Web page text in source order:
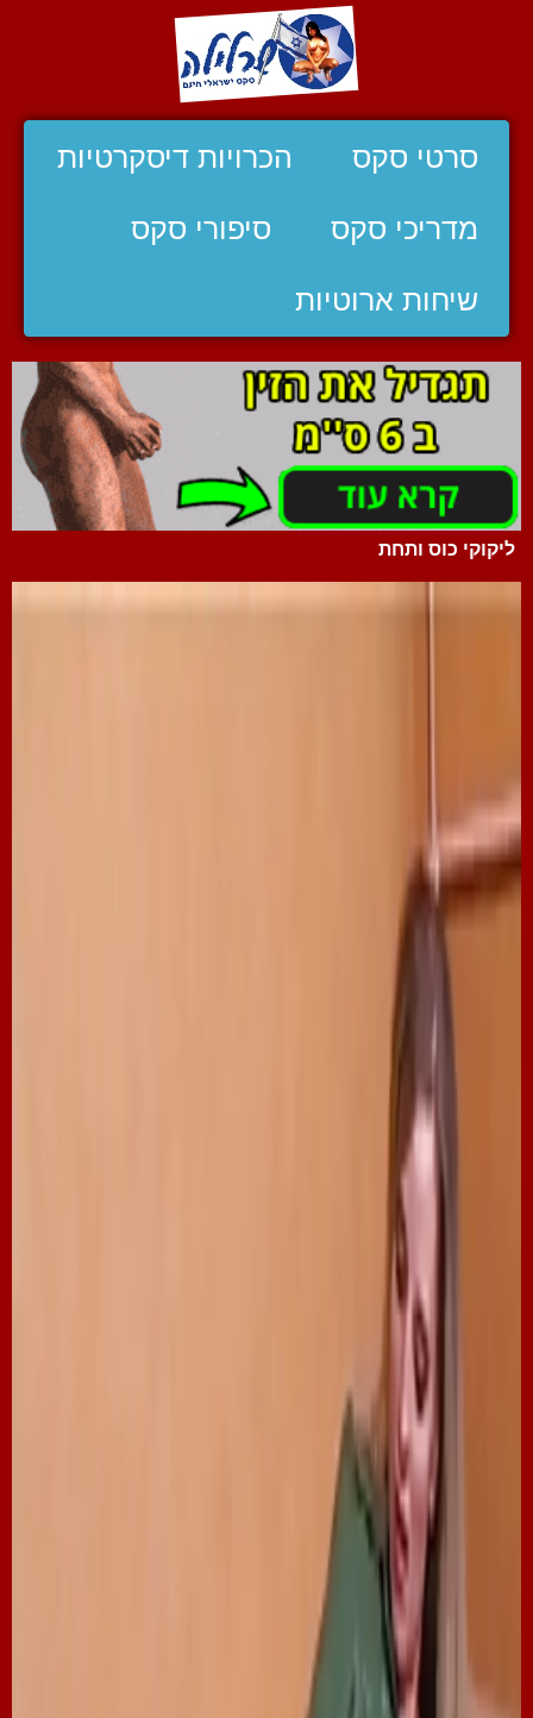
סרטי סקס הכרויות דיסקרטיות
מדריכי סקס סיפורי סקס
שיחות ארוטיות
ליקוקי כוס ותחת